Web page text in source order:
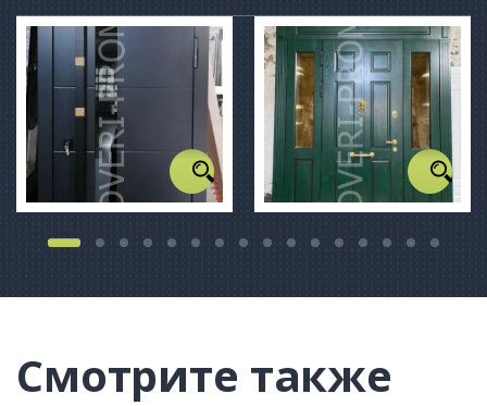
Смотрите также